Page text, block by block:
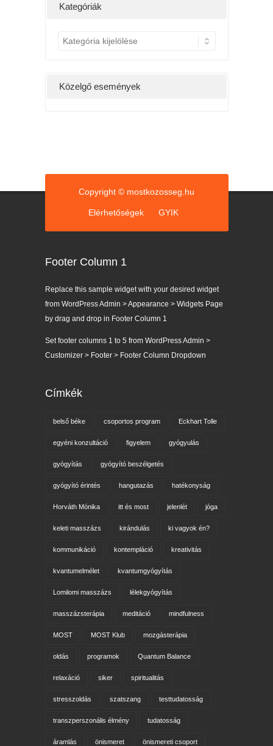
Kategóriák
eKözelgő események
Copyright © mostkozosseg.hu
Elérhetőségek GYIK
Footer Column 1
Replace this sample widget with your desired widget
from WordPress Admin > Appearance > Widgets Page
by drag and drop in Footer Column 1
Set footer columns 1 to 5 from WordPress Admin >
Customizer > Footer > Footer Column Dropdown
Címkék
belső béke csoportos program Eckhart Tolle
egyéni konzultáció figyelem gyógyulás
gyógyítás gyógyító beszélgetés
gyógyító érintés hangutazás hatékonyság
Horváth Mónika itt és most jelenlét jóga
keleti masszázs kirándulás ki vagyok én?
kommunikáció kontempláció kreativitás
kvantumelmélet kvantumgyógyítás
Lomilomi masszázs lélekgyógyítás
masszázsterápia meditáció mindfulness
MOST MOST Klub mozgásterápia
oldás programok Quantum Balance
relaxáció siker spiritualitás
stresszoldás szatszang testtudatosság
transzperszonális élmény tudatosság
áramlás önismeret önismereti csoport